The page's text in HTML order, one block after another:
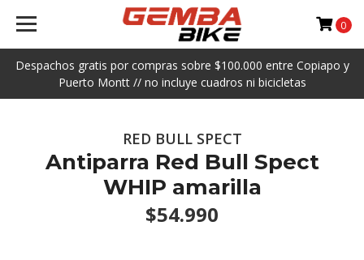
Despachos gratis por compras sobre $100.000 entre Copiapo y
Puerto Montt // no incluye cuadros ni bicicletas
0
RED BULL SPECT
Antiparra Red Bull Spect
WHIP amarilla
$54.990